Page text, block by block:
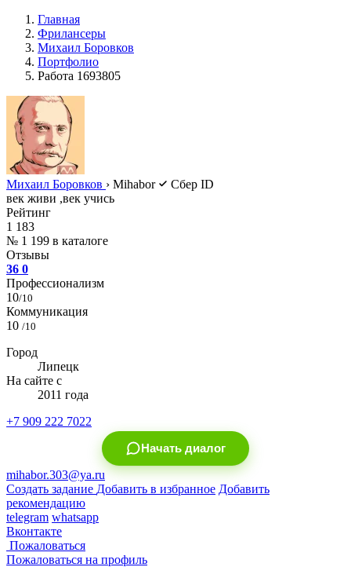
Главная
Фрилансеры
Михаил Боровков
Портфолио
Работа 1693805
Михаил Боровков › Mihabor
Сбер ID
век живи ,век учись
Рейтинг
1 183
№ 1 199 в каталоге
Отзывы
36 0
Профессионализм
10/10
Коммуникация
10 /10
Город
Липецк
На сайте с
2011 года
+7 909 222 7022
Начать диалог
mihabor.303@ya.ru
Создать задание Добавить в избранное Добавить
рекомендацию
telegram whatsapp
Вконтакте
Пожаловаться
Пожаловаться на профиль